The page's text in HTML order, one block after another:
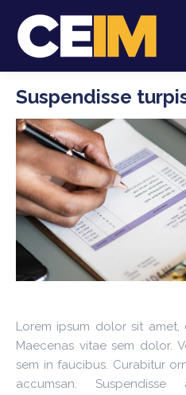
Suspendisse
Lorem ipsum dolor sit
Maecenas vitae sem dolor.
sem in faucibus. Curabitur
accumsan.